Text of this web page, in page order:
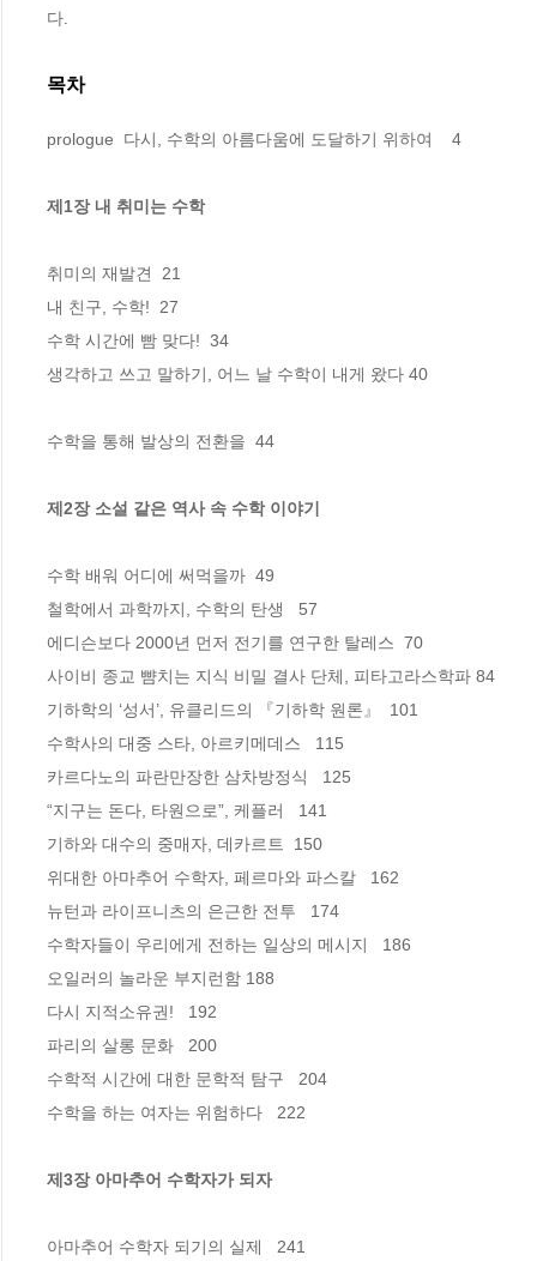
다.
목차
prologue  다시, 수학의 아름다움에 도달하기 위하여    4
제1장 내 취미는 수학
취미의 재발견  21
내 친구, 수학!  27
수학 시간에 빰 맞다!  34
생각하고 쓰고 말하기, 어느 날 수학이 내게 왔다 40
수학을 통해 발상의 전환을  44
제2장 소설 같은 역사 속 수학 이야기
수학 배워 어디에 써먹을까  49
철학에서 과학까지, 수학의 탄생   57
에디슨보다 2000년 먼저 전기를 연구한 탈레스  70
사이비 종교 뺨치는 지식 비밀 결사 단체, 피타고라스학파 84
기하학의 ‘성서’, 유클리드의 『기하학 원론』  101
수학사의 대중 스타, 아르키메데스   115
카르다노의 파란만장한 삼차방정식   125
“지구는 돈다, 타원으로”, 케플러   141
기하와 대수의 중매자, 데카르트  150
위대한 아마추어 수학자, 페르마와 파스칼   162
뉴턴과 라이프니츠의 은근한 전투   174
수학자들이 우리에게 전하는 일상의 메시지   186
오일러의 놀라운 부지런함 188
다시 지적소유권!   192
파리의 살롱 문화   200
수학적 시간에 대한 문학적 탐구   204
수학을 하는 여자는 위험하다   222
제3장 아마추어 수학자가 되자
아마추어 수학자 되기의 실제   241